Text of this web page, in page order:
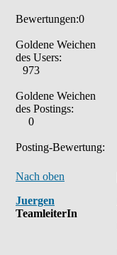
Bewertungen:0
Goldene Weichen
des Users:
973
Goldene Weichen
des Postings:
0
Posting-Bewertung:
Nach oben
Juergen
TeamleiterIn